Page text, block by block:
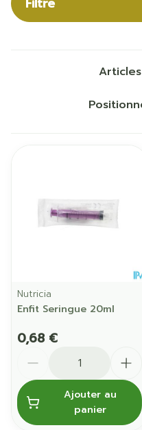
Articles
Trier par:
Nutricia
Enfit Seringue 20ml
0,68 €
Ajouter au
panier